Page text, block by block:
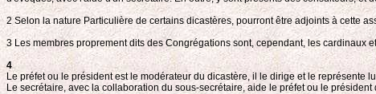
2 Selon la nature Particulière de certains dicastères, pourront être adjoints à cette
3 Les membres proprement dits des Congrégations sont, cependant, les cardinaux
4
Le préfet ou le président est le modérateur du dicastère, il le dirige et le représente
Le secrétaire, avec la collaboration du sous-secrétaire, aide le préfet ou le